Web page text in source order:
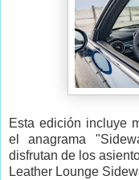
Esta edición incluye
el anagrama
disfrutan de los
Leather Lounge